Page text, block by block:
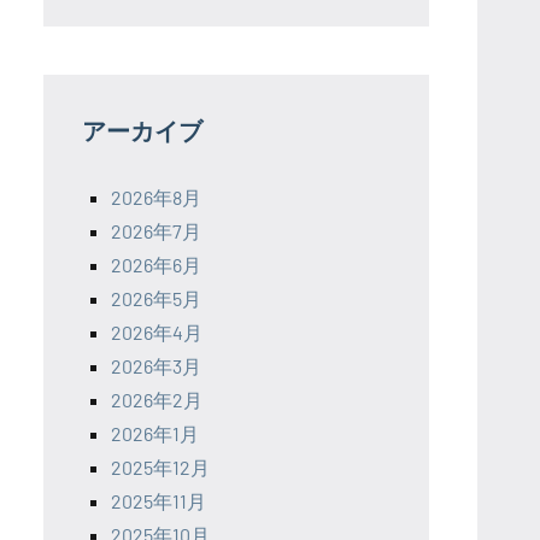
アーカイブ
2026年8月
2026年7月
2026年6月
2026年5月
2026年4月
2026年3月
2026年2月
2026年1月
2025年12月
2025年11月
2025年10月